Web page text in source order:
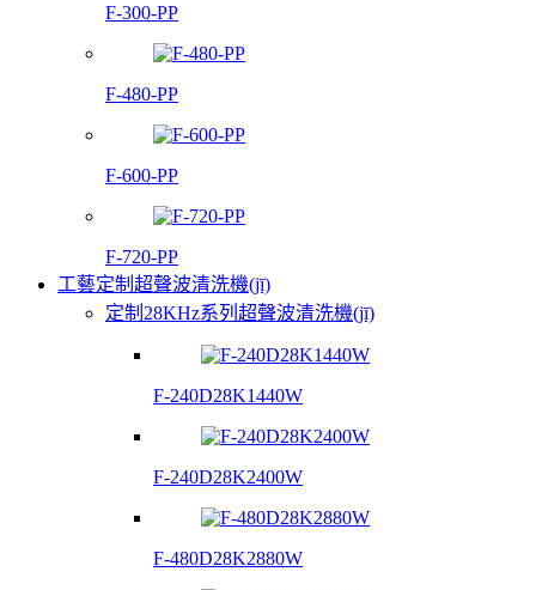
F-300-PP
F-480-PP
F-600-PP
F-720-PP
工藝定制超聲波清洗機(jī)
定制28KHz系列超聲波清洗機(jī)
F-240D28K1440W
F-240D28K2400W
F-480D28K2880W